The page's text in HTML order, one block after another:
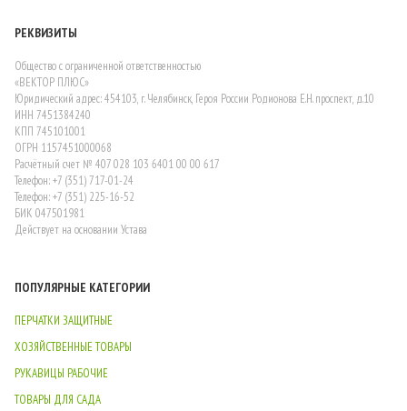
РЕКВИЗИТЫ
Общество с ограниченной ответственностью
«ВЕКТОР ПЛЮС»
Юридический адрес: 454103, г. Челябинск, Героя России Родионова Е.Н. проспект, д.10
ИНН 7451384240
КПП 745101001
ОГРН 1157451000068
Расчётный счет № 407 028 103 6401 00 00 617
Телефон: +7 (351) 717-01-24
Телефон: +7 (351) 225-16-52
БИК 047501981
Действует на основании Устава
ПОПУЛЯРНЫЕ КАТЕГОРИИ
ПЕРЧАТКИ ЗАЩИТНЫЕ
ХОЗЯЙСТВЕННЫЕ ТОВАРЫ
РУКАВИЦЫ РАБОЧИЕ
ТОВАРЫ ДЛЯ САДА